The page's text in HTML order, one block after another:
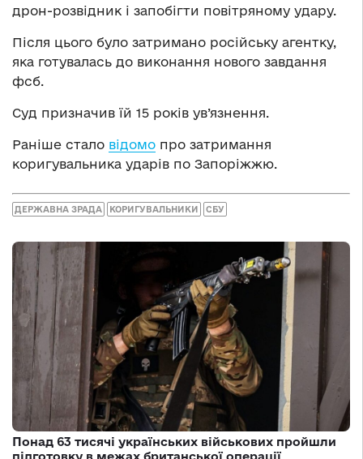
дрон-розвідник і запобігти повітряному удару.
Після цього було затримано російську агентку,
яка готувалась до виконання нового завдання
фсб.
Суд призначив їй 15 років ув’язнення.
Раніше стало відомо про затримання
коригувальника ударів по Запоріжжю.
ДЕРЖАВНА ЗРАДА КОРИГУВАЛЬНИКИ СБУ
Понад 63 тисячі українських військових пройшли